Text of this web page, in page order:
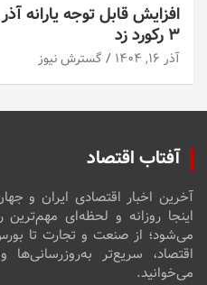
۳ رکورد زد
آذر ۱۶, ۱۴۰۴ گسترش نیوز
آفتاب اقتصاد
آخرین اخبار اقتصادی ایران و
اینجا روزانه و لحظه‌ای
می‌شود؛ از صنعت و تجارت تا
اقتصاد، سریع‌تر
می‌خوانید.